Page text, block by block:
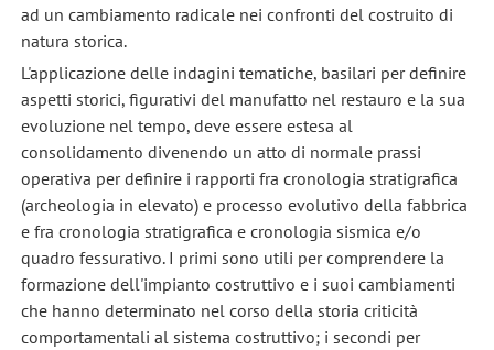
ad un cambiamento radicale nei confronti del costruito di
natura storica.
L'applicazione delle indagini tematiche, basilari per definire
aspetti storici, figurativi del manufatto nel restauro e la sua
evoluzione nel tempo, deve essere estesa al
consolidamento divenendo un atto di normale prassi
operativa per definire i rapporti fra cronologia stratigrafica
(archeologia in elevato) e processo evolutivo della fabbrica
e fra cronologia stratigrafica e cronologia sismica e/o
quadro fessurativo. I primi sono utili per comprendere la
formazione dell'impianto costruttivo e i suoi cambiamenti
che hanno determinato nel corso della storia criticità
comportamentali al sistema costruttivo; i secondi per